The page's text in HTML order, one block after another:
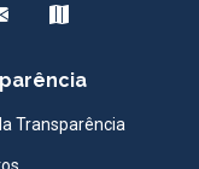
Transparência